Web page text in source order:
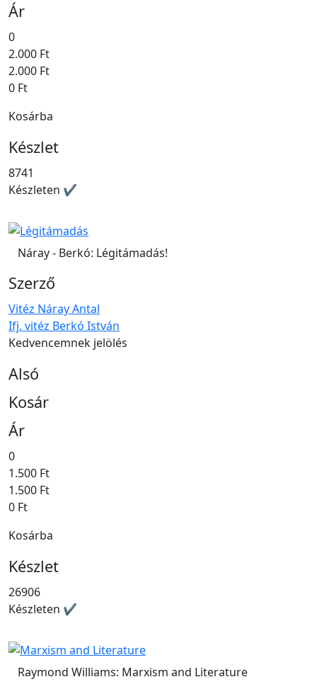
Ár
0
2.000 Ft
2.000 Ft
0 Ft
Kosárba
Készlet
8741
Készleten ✔
Náray - Berkó: Légitámadás!
Szerző
Vitéz Náray Antal
Ifj. vitéz Berkó István
Kedvencemnek jelölés
Alsó
Kosár
Ár
0
1.500 Ft
1.500 Ft
0 Ft
Kosárba
Készlet
26906
Készleten ✔
Raymond Williams: Marxism and Literature